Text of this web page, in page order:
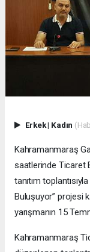
Erkek| Kadın
Kahramanmaraş
saatlerinde Ticaret
tanıtım
Buluşuyor” projesi
yarışmanın 15
Kahramanmaraş